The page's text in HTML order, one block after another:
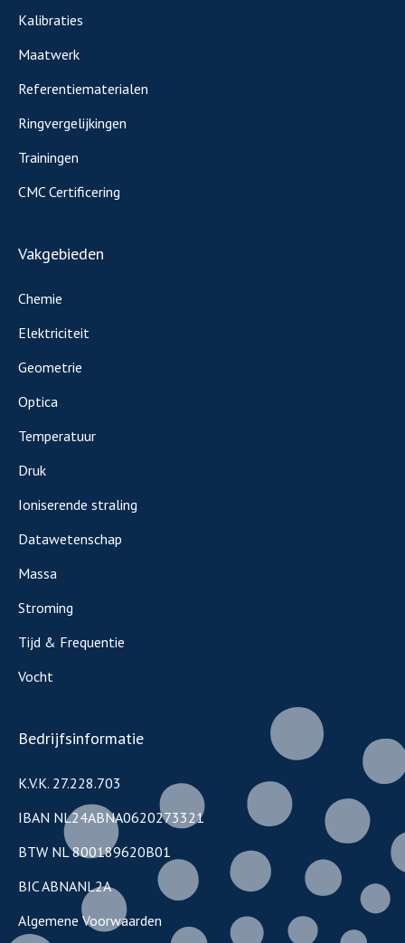
Kalibraties
Maatwerk
Referentiematerialen
Ringvergelijkingen
Trainingen
CMC Certificering
Vakgebieden
Chemie
Elektriciteit
Geometrie
Optica
Temperatuur
Druk
Ioniserende straling
Datawetenschap
Massa
Stroming
Tijd & Frequentie
Vocht
Bedrijfsinformatie
K.V.K. 27.228.703
IBAN NL24ABNA0620273321
BTW NL 800189620B01
BIC ABNANL2A
Algemene Voorwaarden